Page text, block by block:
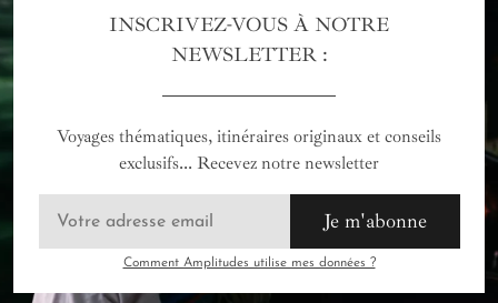
INSCRIVEZ-VOUS À NOTRE
NEWSLETTER :
Voyages thématiques, itinéraires originaux et conseils
exclusifs... Recevez notre newsletter
Je m'abonne
Comment Amplitudes utilise mes données ?